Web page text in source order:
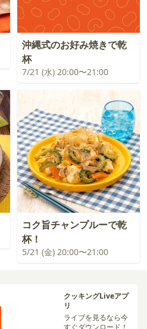
沖縄式のお好み焼きで乾
杯
7/21 (水) 20:00〜21:00
コク旨チャンプルーで乾
杯！
5/21 (金) 20:00〜21:00
クッキングLiveアプ
リ
ライブを見るなら今
すぐダウンロード！